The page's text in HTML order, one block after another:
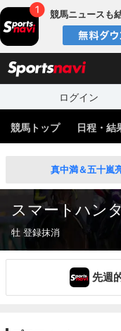
競馬ニュースも
ログイン
競馬トップ 日程・結
真中満＆五十嵐
スマートハン
牡 登録抹消
先週